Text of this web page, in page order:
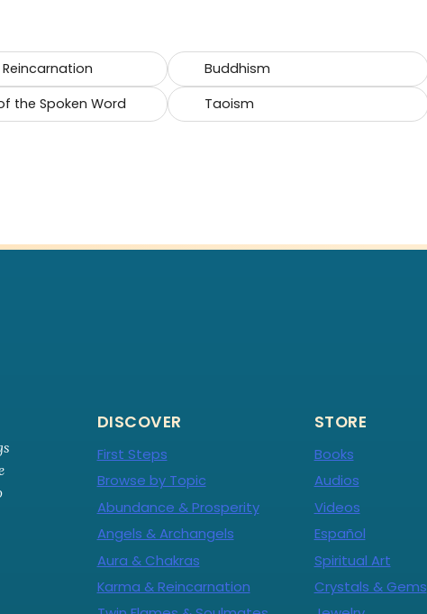
Buddhism
the Spoken Word Taoism
DISCOVER
First Steps
Browse by Topic
Abundance & Prosperity
Angels & Archangels
Aura & Chakras
Karma & Reincarnation
STORE
Books
Audios
Videos
Español
Spiritual Art
Crystals & Gems